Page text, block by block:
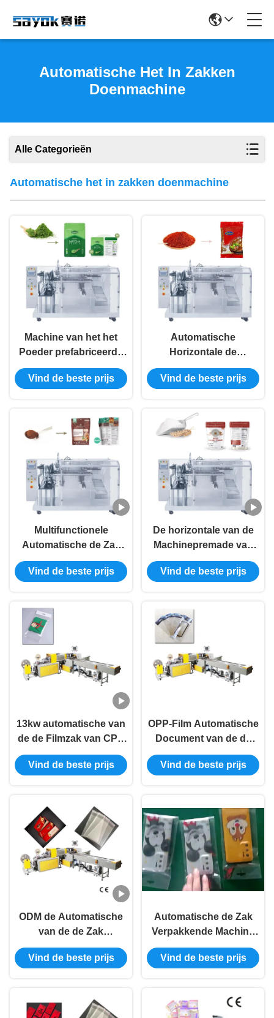
Automatische Het In Zakken
Doenmachine
Alle Categorieën
Automatische het in zakken doenmachine
Machine van het het
Poeder prefabriceerde
de Automatische In
zakken doen van 380V
Vind de beste prijs
Automatische
Horizontale de
Verpakkingsmachine
Nieuwe Premade van de
Vind de beste prijs
Multifunctionele
Automatische de Zak
Verpakkende Machine
van Premade van de het
Vind de beste prijs
De horizontale van de
Machinepremade van
de Zakverpakking
Machine van het het
Vind de beste prijs
13kw automatische van
de de Filmzak van CPP
van de het In zakken
doenmachine van het
de Kaartkoker
Vind de beste prijs
OPP-Film Automatische
Document van de de
Machine13kw Kaart van
de Zakverpakking de
Vind de beste prijs
ODM de Automatische
van de de Zak
Verzegelende Machine
van de het In zakken
Uitnodigingsgroet
Vind de beste prijs
Automatische de Zak
Verpakkende Machine
die van 50Hz 13KW
Hoge Prestaties
Vind de beste prijs